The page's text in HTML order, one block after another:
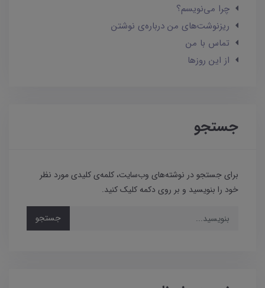
چرا می‌نویسم؟
ریزنوشت‌های من درباره‌ی نوشتن
تماس با من
از این روزها
جستجو
برای جستجو در نوشته‌های وب‌سایت، کلمه‌ی کلیدی مورد نظر
خود را بنویسید و بر روی دکمه کلیک کنید.
جستجو